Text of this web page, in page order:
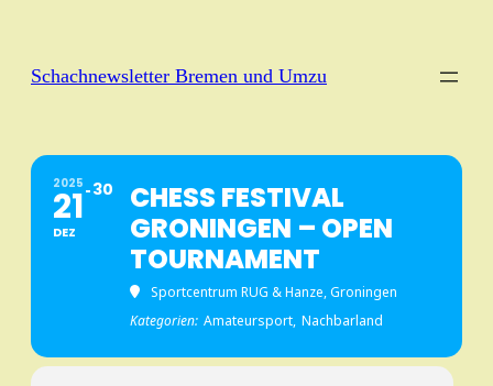
Schachnewsletter Bremen und Umzu
2025
21
DEZ
30
CHESS FESTIVAL
GRONINGEN – OPEN
TOURNAMENT
Sportcentrum RUG & Hanze, Groningen
Kategorien: Amateursport, Nachbarland